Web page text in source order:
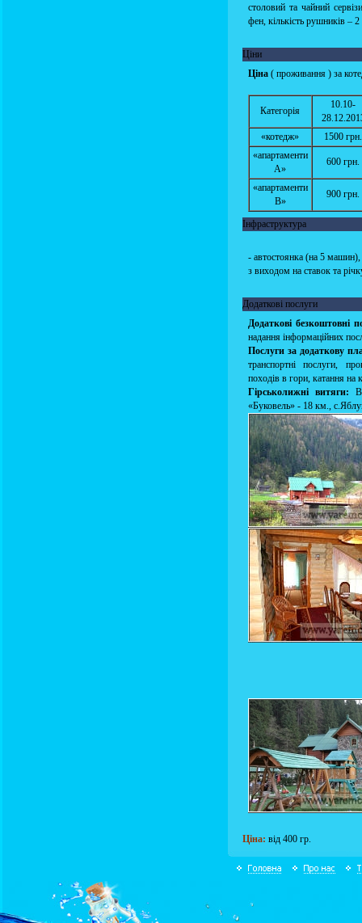
столовий та чайний
фен, кількість рушників –
Ціни
Ціна( проживання ) за
Категорія
10.10-
«котедж»
1500 грн.
«апартаменти
А»
600 грн.
«апартаменти
В»
900 грн.
Інфраструктура
- автостоянка (на 5
з виходом на ставок та
Додаткові послуги
Додаткові безкоштовні
надання інформаційних
Послуги за додаткову
транспортні послуги,
походів в гори, катання на
Гірськолижні витяги:
«Буковель» - 18 км.,
Ціна: від 400 гр.